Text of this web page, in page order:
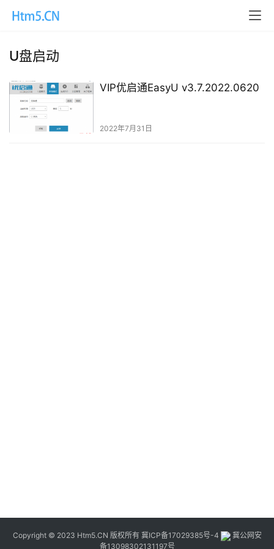
U盘启动
VIP优启通EasyU v3.7.2022.0620
2022年7月31日
Copyright © 2023 Htm5.CN 版权所有 冀ICP备17029385号-4
冀公网安
备13098302131197号